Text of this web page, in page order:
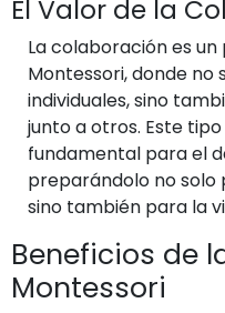
El Valor de la
La colaboración es
Montessori, donde no
individuales, sino
junto a otros. Este
fundamental para el
preparándolo no solo
sino también para la
Beneficios de
Montessori